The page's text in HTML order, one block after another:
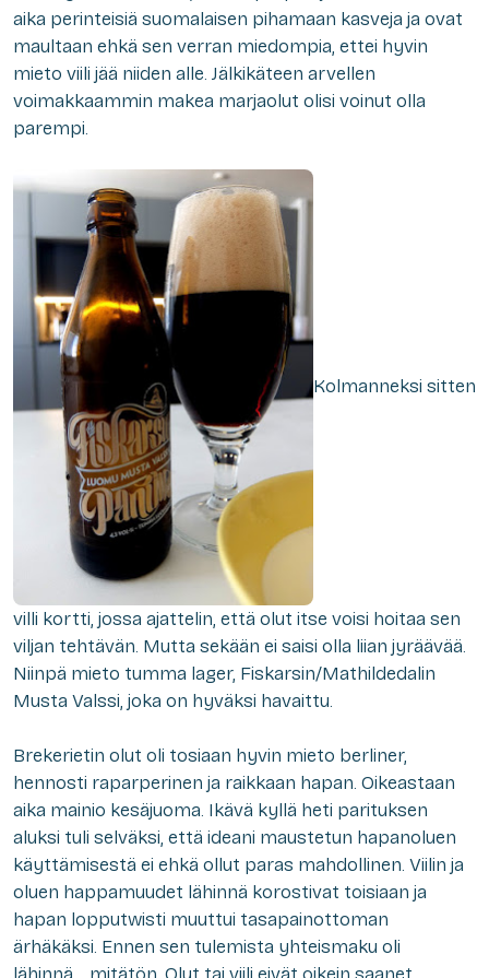
aika perinteisiä suomalaisen pihamaan kasveja ja ovat
maultaan ehkä sen verran miedompia, ettei hyvin
mieto viili jää niiden alle. Jälkikäteen arvellen
voimakkaammin makea marjaolut olisi voinut olla
parempi.
Kolmanneksi sitten
villi kortti, jossa ajattelin, että olut itse voisi hoitaa sen
viljan tehtävän. Mutta sekään ei saisi olla liian jyräävää.
Niinpä mieto tumma lager, Fiskarsin/Mathildedalin
Musta Valssi, joka on hyväksi havaittu.
Brekerietin olut oli tosiaan hyvin mieto berliner,
hennosti raparperinen ja raikkaan hapan. Oikeastaan
aika mainio kesäjuoma. Ikävä kyllä heti parituksen
aluksi tuli selväksi, että ideani maustetun hapanoluen
käyttämisestä ei ehkä ollut paras mahdollinen. Viilin ja
oluen happamuudet lähinnä korostivat toisiaan ja
hapan lopputwisti muuttui tasapainottoman
ärhäkäksi. Ennen sen tulemista yhteismaku oli